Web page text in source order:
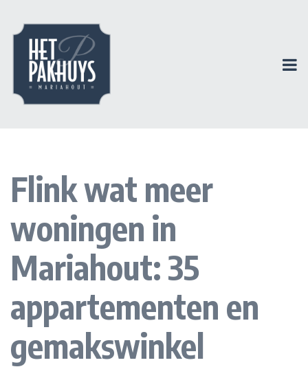
Flink wat meer
woningen in
Mariahout: 35
appartementen en
gemakswinkel